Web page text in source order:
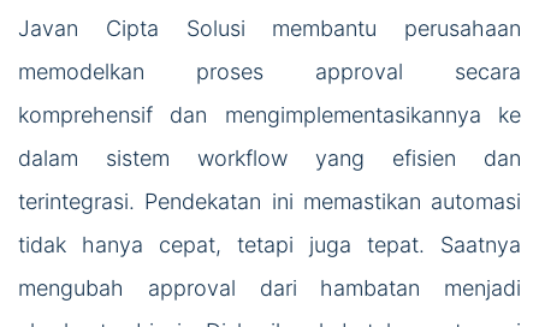
Javan Cipta Solusi membantu perusahaan
memodelkan proses approval secara
komprehensif dan mengimplementasikannya ke
dalam sistem workflow yang efisien dan
terintegrasi. Pendekatan ini memastikan automasi
tidak hanya cepat, tetapi juga tepat. Saatnya
mengubah approval dari hambatan menjadi